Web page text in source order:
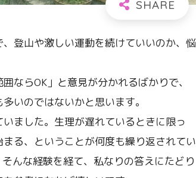
登山や激しい運動を続けていいのか、悩
ならOK」と意見が分かれるばかりで、
いのではないかと思います。
ました。生理が遅れているときに限っ
る、ということが何度も繰り返されてい
んな経験を経て、私なりの答えにたどり